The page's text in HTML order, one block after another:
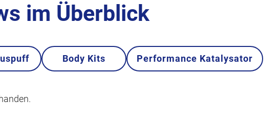
im Überblick
Body Kits Performance Katalysator